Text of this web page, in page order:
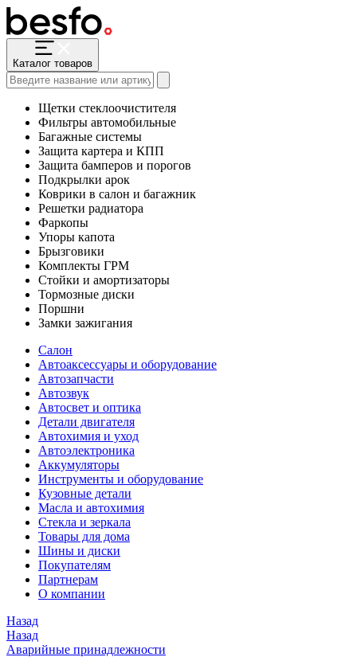
Каталог товаров
Щетки стеклоочистителя
Фильтры автомобильные
Багажные системы
Защита картера и КПП
Защита бамперов и порогов
Подкрылки арок
Коврики в салон и багажник
Решетки радиатора
Фаркопы
Упоры капота
Брызговики
Комплекты ГРМ
Стойки и амортизаторы
Тормозные диски
Поршни
Замки зажигания
Салон
Автоаксессуары и оборудование
Автозапчасти
Автозвук
Автосвет и оптика
Детали двигателя
Автохимия и уход
Автоэлектроника
Аккумуляторы
Инструменты и оборудование
Кузовные детали
Масла и автохимия
Стекла и зеркала
Товары для дома
Шины и диски
Покупателям
Партнерам
О компании
Назад
Назад
Аварийные принадлежности